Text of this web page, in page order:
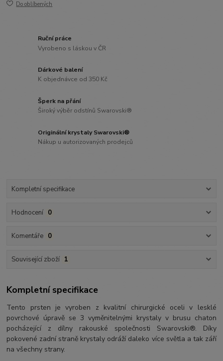
Do oblíbených
Ruční práce
Vyrobeno s láskou v ČR
Dárkové balení
K objednávce od 350 Kč
Šperk na přání
Široký výběr odstínů Swarovski®
Originální krystaly Swarovski®
Nákup u autorizovaných prodejců
Kompletní specifikace
Hodnocení 0
Komentáře 0
Související zboží 1
Kompletní specifikace
Tento prsten je vyroben z kvalitní chirurgické oceli v lesklé
povrchové úpravě se 3 vyměnitelnými krystaly v brusu chaton
pocházející z dílny rakouské společnosti Swarovski®. Díky
pokovené zadní straně krystaly odráží daleko více světla a tak září
na všechny strany.